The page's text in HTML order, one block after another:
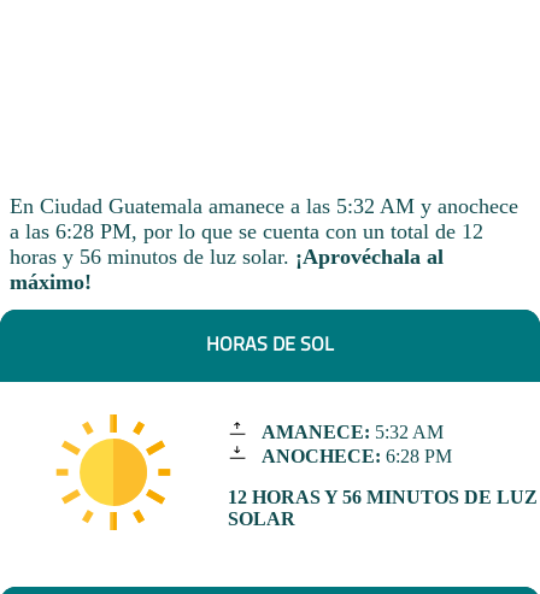
En Ciudad Guatemala amanece a las 5:32 AM y anochece
a las 6:28 PM, por lo que se cuenta con un total de 12
horas y 56 minutos de luz solar. ¡Aprovéchala al
máximo!
HORAS DE SOL
AMANECE: 5:32 AM
ANOCHECE: 6:28 PM
12 HORAS Y 56 MINUTOS DE LUZ
SOLAR